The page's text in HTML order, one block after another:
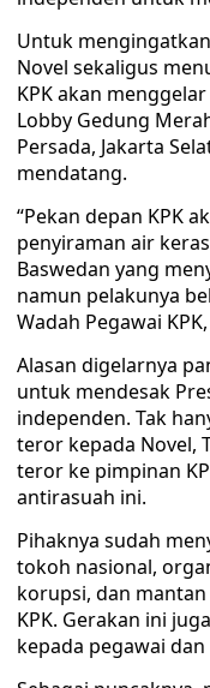
Untuk
Novel sekaligus
KPK akan
Lobby Gedung
Persada, Jakarta
mendatang.
“Pekan depan KPK
penyiraman air
Baswedan yang
namun pelakunya
Wadah Pegawai
Alasan digelarnya
untuk mendesak
independen. Tak
teror kepada Novel,
teror ke pimpinan
antirasuah ini.
Pihaknya sudah
tokoh nasional,
korupsi, dan
KPK. Gerakan ini
kepada pegawai